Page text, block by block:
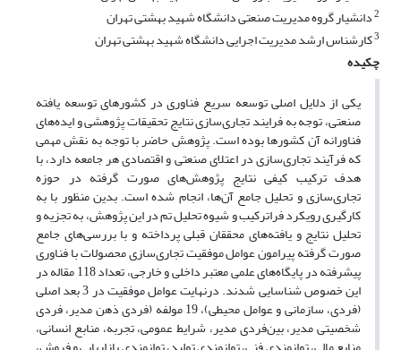
2دانشیار گروه مدیریت صنعتی دانشگاه شهید بهشتی تهران
3کارشناس ارشد مدیریت اجرایی دانشگاه شهید بهشتی تهران
چکیده
یکی از دلایل اصلی توسعه سریع فناوری در کشورهای توسعه یافته
صنعتی، توجه به فرایند تجاری‌سازی نتایج تحقیقات پژوهشی و ایده‌های
فناورانه آن کشورها بوده است. پژوهش حاضر با توجه به نقش مهمی
که فرآیند تجاری‌سازی در اعتلای صنعتی و اقتصادی هر جامعه دارد، با
هدف ترکیب کیفی نتایج پژوهش‌های صورت گرفته در حوزه
تجاری‌سازی و تحلیل جامع آن‌ها، انجام شده است. بدین منظور با به
کارگیری رویکرد فراترکیب و شیوه تحلیل تم در این پژوهش، به تجزیه و
تحلیل نتایج و یافته‌های محققان قبلی پرداخته و با بررسی‌های جامع
صورت گرفته پیرامون عوامل موفقیت تجاری‌سازی محصولات با فناوری
پیشرفته در پایگاه‌های علمی معتبر داخلی و خارجی، تعداد 118 مقاله در
این خصوص شناسایی شدند. درنهایت عوامل موفقیت در 3 بعد اصلی
(فردی، سازمانی و عوامل محیطی)، 19 مولفه (فردی ذهن مدیر، فردی
شخصیتی مدیر، بین‌فردی مدیر، شرایط عمومی، تجربه، منابع انسانی،